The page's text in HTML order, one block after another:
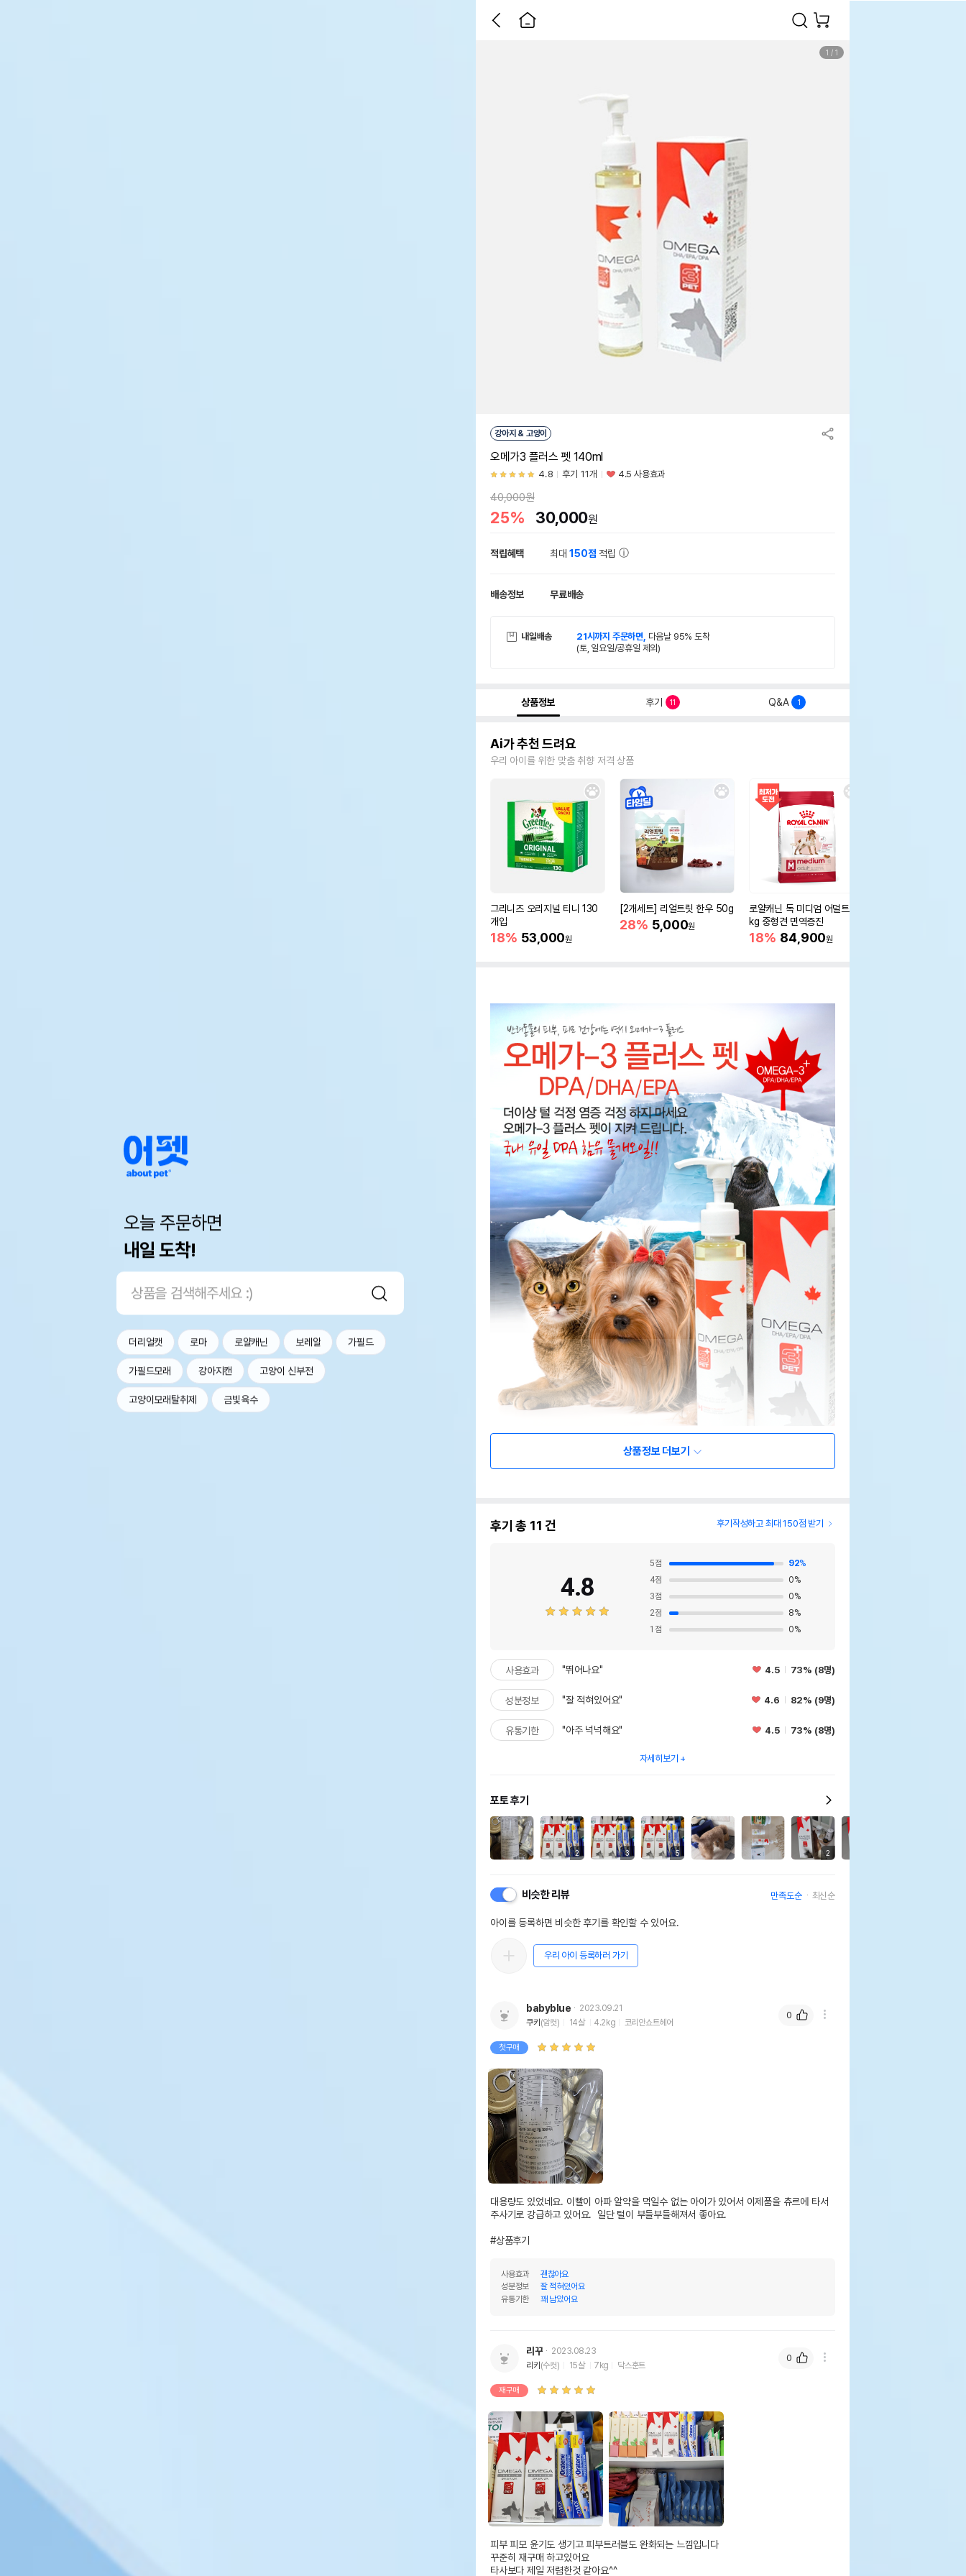
오늘 주문하면
내일 도착!
더리얼캣 로마 로얄캐닌 보레알 가필드
가필드모래 강아지캔 고양이 신부전
고양이모래탈취제 금빛육수
1 / 1
강아지 & 고양이
오메가3 플러스 펫 140ml
4.8 후기 11개 4.5 사용효과
40,000원
25% 30,000원
적립혜택 최대150점 적립
배송정보 무료배송
내일배송 21시까지 주문하면, 다음날 95% 도착
(토, 일요일/공휴일 제외)
상품정보 후기 11 Q&A 1
Ai가 추천 드려요
우리 아이를 위한 맞춤 취향 저격 상품
그리니즈 오리지널 티니 130
개입
18% 53,000원
[2개세트] 리얼트릿 한우 50g
28% 5,000원
로얄캐닌 독 미디엄 어덜트 10
kg 중형견 면역증진
18% 84,900원
상품정보 더보기
후기 총 11 건 후기작성하고 최대 150점 받기
4.8
5점 92%
4점 0%
3점 0%
2점 8%
1 점 0%
사용효과 "뛰어나요" 4.5 73% (8명)
성분정보 "잘 적혀있어요" 4.6 82% (9명)
유통기한 "아주 넉넉해요" 4.5 73% (8명)
자세히보기
포토 후기
2 3 5 2
비슷한 리뷰 만족도순 최신순
아이를 등록하면 비슷한 후기를 확인할 수 있어요.
우리 아이 등록하러 가기
babyblue
2023.09.21
쿠키(암컷) 14살 4.2kg 코리안쇼트헤어
첫구매
대용량도 있었네요. 이빨이 아파 알약을 먹일수 없는 아이가 있어서 이제품을 츄르에 타서
주사기로 강급하고 있어요.  일단 털이 부들부들해져서 좋아요.
#상품후기
사용효과
괜찮아요
성분정보
잘 적혀있어요
유통기한
꽤 남았어요
0
리꾸
2023.08.23
리키(수컷) 15살 7kg 닥스훈트
재구매
피부 피모 윤기도 생기고 피부트러블도 완화되는 느낌입니다
꾸준히 재구매 하고있어요
타사보다 제일 저렴한것 같아요^^
0